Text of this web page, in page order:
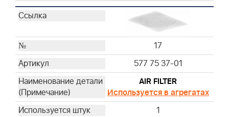
17
577 75 37-01
AIR FILTER
Используется в агрегатах
1